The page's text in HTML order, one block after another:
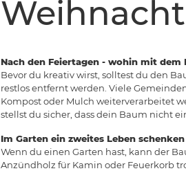
Nach den Feiertagen - wohin mit dem
Bevor du kreativ wirst, solltest du den
restlos entfernt werden. Viele
Kompost oder Mulch weiterverarbeitet
stellst du sicher, dass dein Baum nicht
Im Garten ein zweites Leben schenken
Wenn du einen Garten hast, kann der
Anzündholz für Kamin oder Feuerkorb